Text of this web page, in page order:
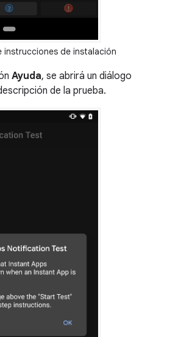
instrucciones de instalación
Ayuda, se abrirá un diálogo
de la prueba.